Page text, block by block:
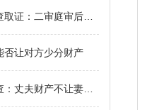
二审庭审后还能提交证据吗
否让对方少分财产
财产不让妻子知道怎么处理